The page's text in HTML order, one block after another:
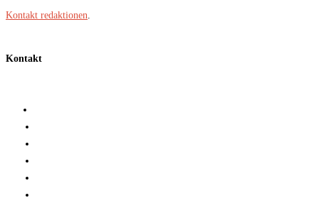
Kontakt redaktionen
Kontakt